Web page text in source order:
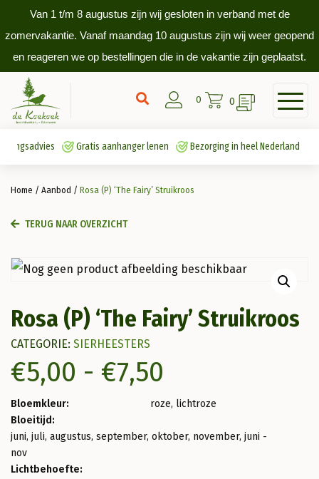
Van 1 t/m 8 augustus zijn wij gesloten in verband met de
zomervakantie. Vanaf maandag 10 augustus zijn wij weer geopend
en reageren we op bestellingen die in de vakantie zijn geplaatst.
0
0
Gratis aanhanger lenen Bezorging in heel Nederland
Home / Aanbod / Rosa (P) ‘The Fairy’ Struikroos
TERUG NAAR OVERZICHT
Rosa (P) ‘The Fairy’ Struikroos
CATEGORIE: SIERHEESTERS
€5,00 - €7,50
€5,00
tot
Bloemkleur:
roze, lichtroze
Bloeitijd:
juni, juli, augustus, september, oktober, november, juni -
nov
Lichtbehoefte: